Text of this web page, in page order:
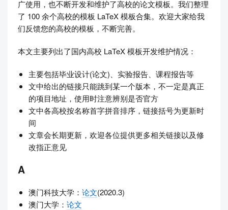
广使用，也不断开发和维护了高校的论文模板。我们整理
了 100 余个高校的模板 LaTeX 模板合集。欢迎大家给我
们反馈您的高校的模板，不断完善。
本文主要列出了国内高校 LaTeX 模板开发维护情况：
主要包括毕业设计(论文)、实验报告、课程报告等
文中给出的链接只能跳到某一个版本，不一定是真正
的项目地址，使用时注意辨别是否官方
文中各高校按名称首字拼音排序，链接括号为更新时
间
文章会长期更新，欢迎各位提供更多相关链接以及修
改指正意见
A
澳门科技大学： 论文(2020.3)
澳门大学： 论文